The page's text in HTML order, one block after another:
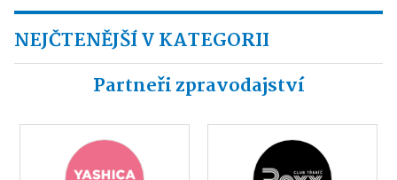
NEJČTENĚJŠÍ V KATEGORII
Partneři zpravodajství